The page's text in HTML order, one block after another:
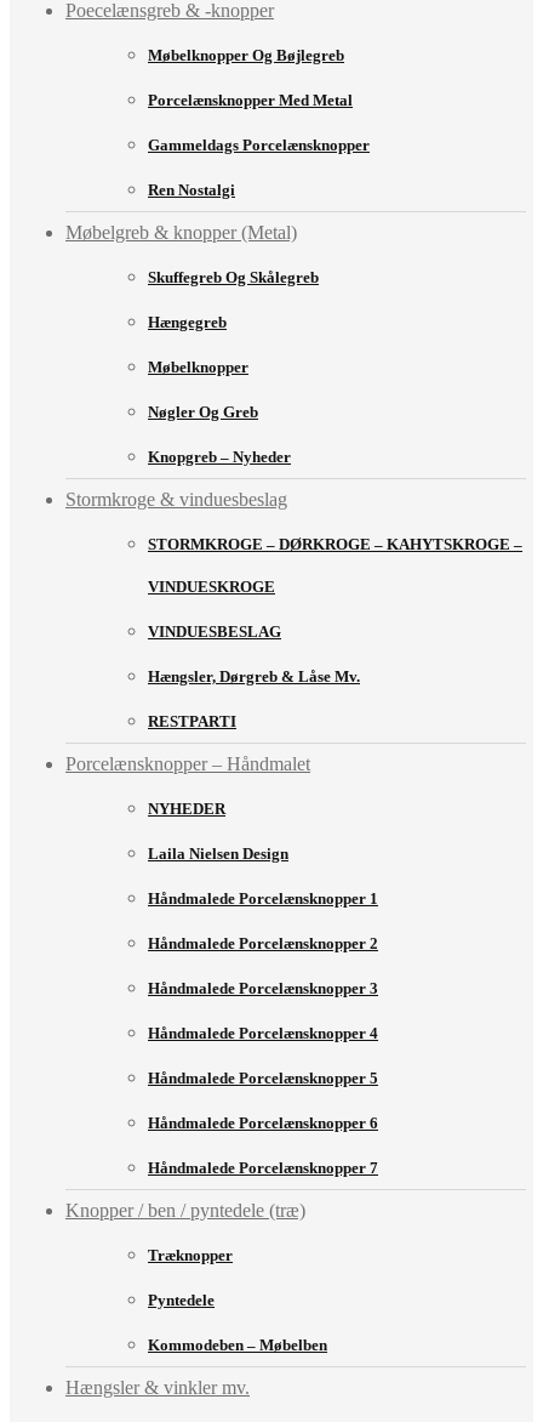
Poecelænsgreb & -knopper
Møbelknopper Og Bøjlegreb
Porcelænsknopper Med Metal
Gammeldags Porcelænsknopper
Ren Nostalgi
Møbelgreb & knopper (Metal)
Skuffegreb Og Skålegreb
Hængegreb
Møbelknopper
Nøgler Og Greb
Knopgreb – Nyheder
Stormkroge & vinduesbeslag
STORMKROGE – DØRKROGE – KAHYTSKROGE –
VINDUESKROGE
VINDUESBESLAG
Hængsler, Dørgreb & Låse Mv.
RESTPARTI
Porcelænsknopper – Håndmalet
NYHEDER
Laila Nielsen Design
Håndmalede Porcelænsknopper 1
Håndmalede Porcelænsknopper 2
Håndmalede Porcelænsknopper 3
Håndmalede Porcelænsknopper 4
Håndmalede Porcelænsknopper 5
Håndmalede Porcelænsknopper 6
Håndmalede Porcelænsknopper 7
Knopper / ben / pyntedele (træ)
Træknopper
Pyntedele
Kommodeben – Møbelben
Hængsler & vinkler mv.